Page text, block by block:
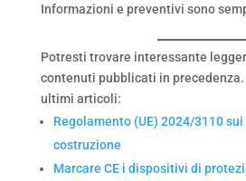
Informazioni e preventivi sono
Potresti trovare interessante
contenuti pubblicati in
ultimi articoli:
Regolamento (UE) 2024/3110
costruzione
Marcare CE i dispositivi di